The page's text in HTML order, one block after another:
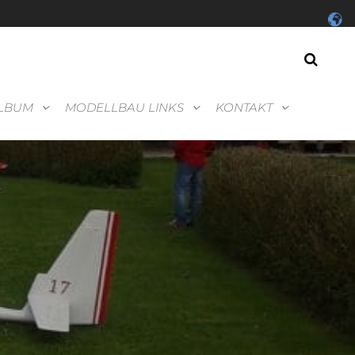
MODELLBAU LINKS KONTAKT